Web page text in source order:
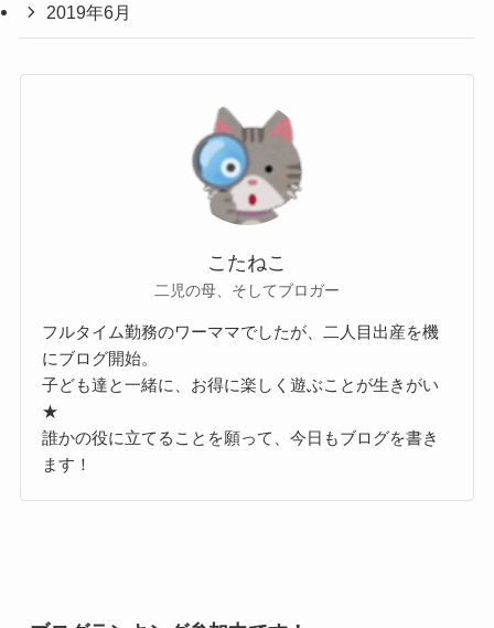
2019年6月
こたねこ
二児の母、そしてブロガー
フルタイム勤務のワーママでしたが、二人目出産を機
にブログ開始。
子ども達と一緒に、お得に楽しく遊ぶことが生きがい
★
誰かの役に立てることを願って、今日もブログを書き
ます！